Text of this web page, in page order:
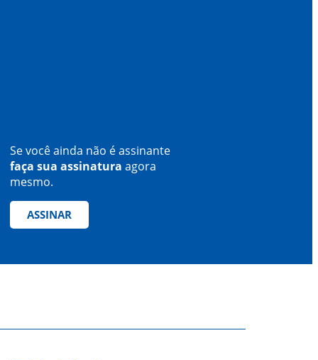
Se você ainda não é assinante
faça sua assinatura agora
mesmo.
ASSINAR